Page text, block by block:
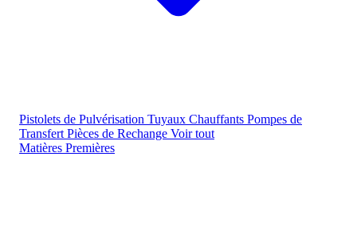
Pistolets de Pulvérisation Tuyaux Chauffants Pompes de
Transfert Pièces de Rechange Voir tout
Matières Premières